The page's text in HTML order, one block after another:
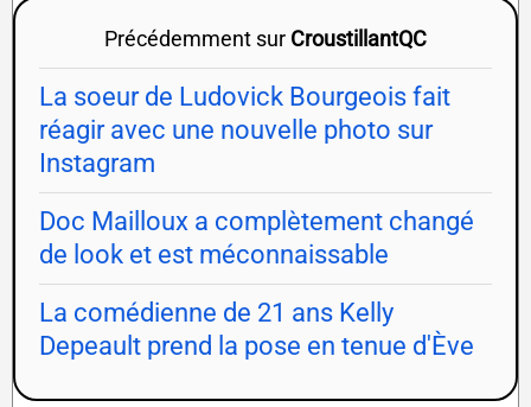
Précédemment sur CroustillantQC
La soeur de Ludovick Bourgeois fait
réagir avec une nouvelle photo sur
Instagram
Doc Mailloux a complètement changé
de look et est méconnaissable
La comédienne de 21 ans Kelly
Depeault prend la pose en tenue d'Ève